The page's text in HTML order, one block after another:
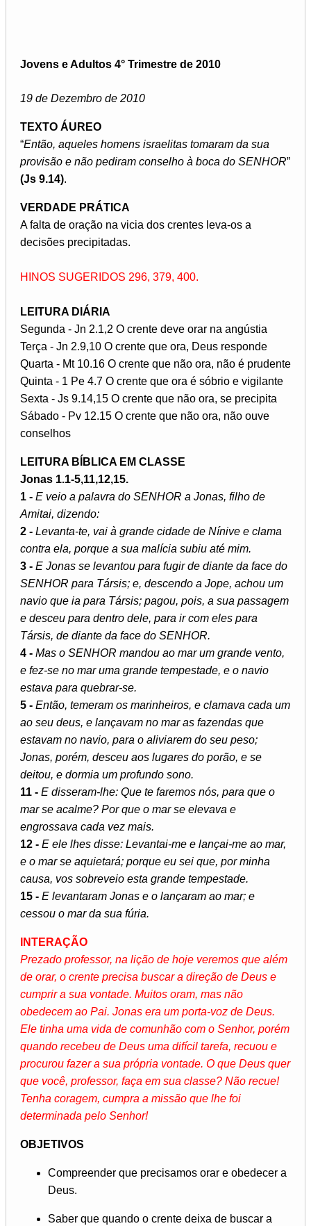
Jovens e Adultos 4° Trimestre de 2010
19 de Dezembro de 2010
TEXTO ÁUREO
“Então, aqueles homens israelitas tomaram da sua
provisão e não pediram conselho à boca do SENHOR”
(Js 9.14).
VERDADE PRÁTICA
A falta de oração na vicia dos crentes leva-os a
decisões precipitadas.
HINOS SUGERIDOS 296, 379, 400.
LEITURA DIÁRIA
Segunda - Jn 2.1,2 O crente deve orar na angústia
Terça - Jn 2.9,10 O crente que ora, Deus responde
Quarta - Mt 10.16 O crente que não ora, não é prudente
Quinta - 1 Pe 4.7 O crente que ora é sóbrio e vigilante
Sexta - Js 9.14,15 O crente que não ora, se precipita
Sábado - Pv 12.15 O crente que não ora, não ouve
conselhos
LEITURA BÍBLICA EM CLASSE
Jonas 1.1-5,11,12,15.
1 - E veio a palavra do SENHOR a Jonas, filho de
Amitai, dizendo:
2 - Levanta-te, vai à grande cidade de Nínive e clama
contra ela, porque a sua malícia subiu até mim.
3 - E Jonas se levantou para fugir de diante da face do
SENHOR para Társis; e, descendo a Jope, achou um
navio que ia para Társis; pagou, pois, a sua passagem
e desceu para dentro dele, para ir com eles para
Társis, de diante da face do SENHOR.
4 - Mas o SENHOR mandou ao mar um grande vento,
e fez-se no mar uma grande tempestade, e o navio
estava para quebrar-se.
5 - Então, temeram os marinheiros, e clamava cada um
ao seu deus, e lançavam no mar as fazendas que
estavam no navio, para o aliviarem do seu peso;
Jonas, porém, desceu aos lugares do porão, e se
deitou, e dormia um profundo sono.
11 - E disseram-lhe: Que te faremos nós, para que o
mar se acalme? Por que o mar se elevava e
engrossava cada vez mais.
12 - E ele lhes disse: Levantai-me e lançai-me ao mar,
e o mar se aquietará; porque eu sei que, por minha
causa, vos sobreveio esta grande tempestade.
15 - E levantaram Jonas e o lançaram ao mar; e
cessou o mar da sua fúria.
INTERAÇÃO
Prezado professor, na lição de hoje veremos que além
de orar, o crente precisa buscar a direção de Deus e
cumprir a sua vontade. Muitos oram, mas não
obedecem ao Pai. Jonas era um porta-voz de Deus.
Ele tinha uma vida de comunhão com o Senhor, porém
quando recebeu de Deus uma difícil tarefa, recuou e
procurou fazer a sua própria vontade. O que Deus quer
que você, professor, faça em sua classe? Não recue!
Tenha coragem, cumpra a missão que lhe foi
determinada pelo Senhor!
OBJETIVOS
Compreender que precisamos orar e obedecer a
Deus.
Saber que quando o crente deixa de buscar a